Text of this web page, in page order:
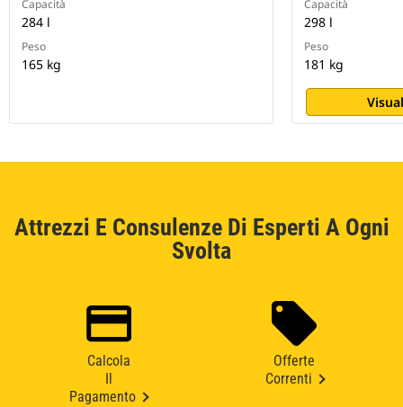
Capacità
284 l
Peso
165 kg
Capacità
298 l
Peso
181 kg
Attrezzi E Consulenze Di Esperti A Ogni
Svolta
Calcola
Pagamento
Offerte
Correnti